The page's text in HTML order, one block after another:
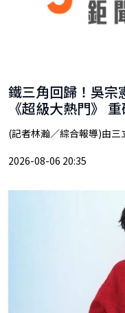
鐵三角回歸！吳
《超級大熱門》
(記者林瀚／綜合報導)由三
2026-08-06 20:35